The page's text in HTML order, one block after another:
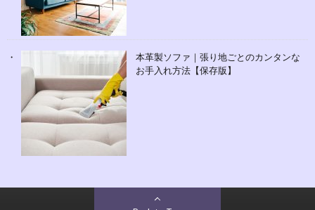
本革製ソファ｜張り地ごとのカンタンな
お手入れ方法【保存版】